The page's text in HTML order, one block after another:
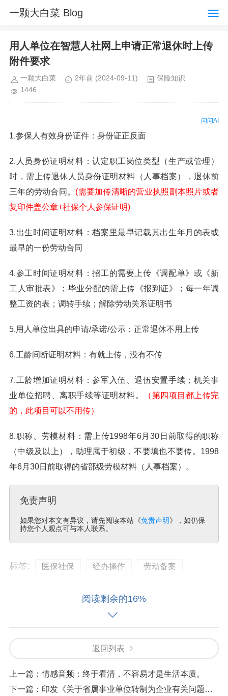
一颗大白菜 Blog
用人单位在智慧人社网上申请正常退休时上传
附件要求
一颗大白菜 2年前 (2024-09-11)
保险知识
1446
问问AI
1.参保人有效身份证件：身份证正反面
2.人员身份证明材料：认定职工岗位类型（生产或管理）
时，需上传退休人员身份证明材料（人事档案），退休前
三年的劳动合同。 (需要加传清晰的营业执照副本照片或者
复印件盖公章+社保个人参保证明)
3.出生时间证明材料：档案里最早记载其出生年月的表或
最早的一份劳动合同
4.参工时间证明材料：招工的需要上传《调配单》或《新
工人审批表》；毕业分配的需上传《报到证》；每一年调
整工资的表；调转手续；解除劳动关系证明书
5.用人单位出具的申请/承诺/公示：正常退休不用上传
6.工龄间断证明材料：有就上传，没有不传
7.工龄增加证明材料：参军入伍、退伍安置手续；机关事
业单位招聘、离职手续等证明材料。
（第四项目都上传完
的，此项目可以不用传）
8.职称、劳模材料：需上传1998年6月30日前取得的职称
（中级及以上），助理属于初级，不要填也不要传。1998
年6月30日前取得的省部级劳模材料（人事档案）。
免责声明
如果您对本文有异议，请先阅读本站《免责声明》，如仍保
持您个人观点可与本人联系。
标签: 医保社保 经办操作 劳动备案
阅读剩余的16%
返回列表
上一篇：情感音频：终于看清，不容易才是生活本质。
下一篇： 印发《关于省属事业单位转制为企业有关问题的处理意见》的通知